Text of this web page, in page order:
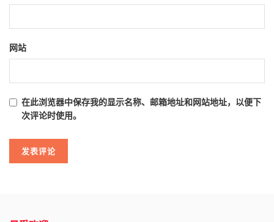
网站
在此浏览器中保存我的显示名称、邮箱地址和网站地址，以便下
次评论时使用。